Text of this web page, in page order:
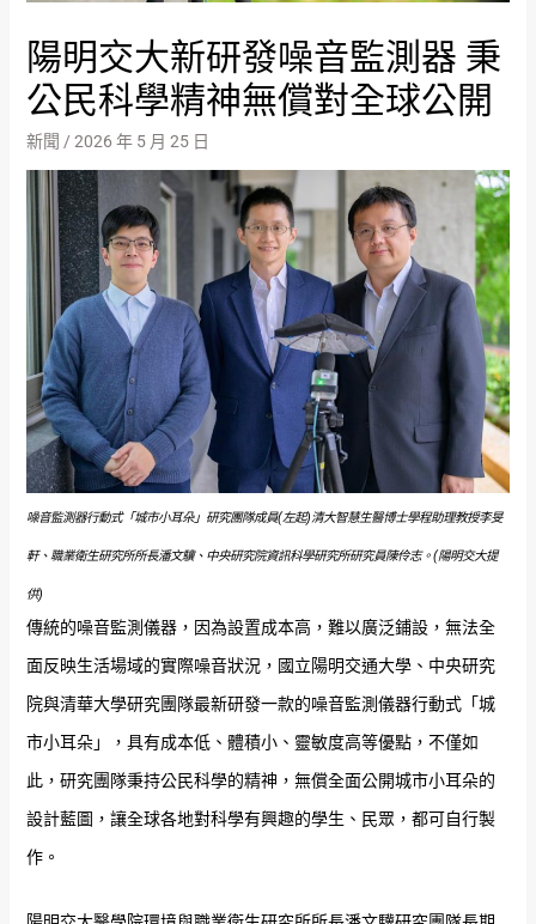
陽明交大新研發噪音監測器 秉
公民科學精神無償對全球公開
新聞 / 2026 年 5 月 25 日
噪音監測器行動式「城市小耳朵」研究團隊成員(左起)清大智慧生醫博士學程助理教授李旻
軒、職業衛生研究所所長潘文驥、中央研究院資訊科學研究所研究員陳伶志。(陽明交大提
供)
傳統的噪音監測儀器，因為設置成本高，難以廣泛鋪設，無法全
面反映生活場域的實際噪音狀況，國立陽明交通大學、中央研究
院與清華大學研究團隊最新研發一款的噪音監測儀器行動式「城
市小耳朵」，具有成本低、體積小、靈敏度高等優點，不僅如
此，研究團隊秉持公民科學的精神，無償全面公開城市小耳朵的
設計藍圖，讓全球各地對科學有興趣的學生、民眾，都可自行製
作。